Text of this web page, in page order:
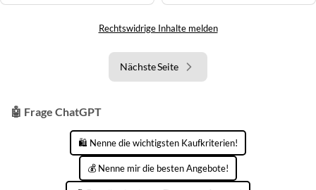
Rechtswidrige Inhalte melden
Nächste Seite
🤖 Frage ChatGPT
🛍️ Nenne die wichtigsten Kaufkriterien!
💰 Nenne mir die besten Angebote!